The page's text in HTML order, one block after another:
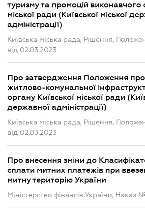
туризму та промоцій виконавчого
міської ради (Київської міської
адміністрації)
Київська міська рада, Рішення,
від 02.03.2023
Про затвердження Положення
житлово-комунальної
органу Київської міської ради
державної адміністрації)
Київська міська рада, Рішення,
від 02.03.2023
Про внесення зміни до
сплати митних платежів при
митну територію України
Міністерство фінансів України, Наказ